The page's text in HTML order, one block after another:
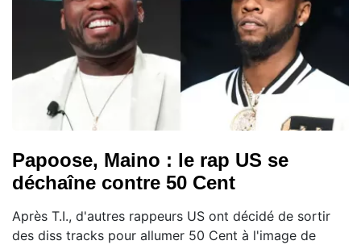
Papoose, Maino : le rap US se
déchaîne contre 50 Cent
Après T.I., d'autres rappeurs US ont décidé de sortir
des diss tracks pour allumer 50 Cent à l'image de